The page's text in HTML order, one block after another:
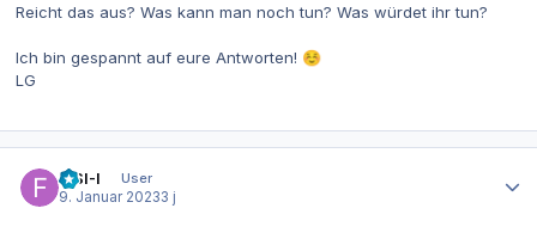
Reicht das aus? Was kann man noch tun? Was würdet ihr tun?
Ich bin gespannt auf eure Antworten! ☺️
LG
FISI-I
User
9. Januar 20233 j